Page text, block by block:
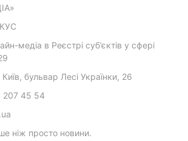
медіа в Реєстрі суб’єктів у сфері
бульвар Лесі Українки, 26
207 45 54
ніж просто новини.